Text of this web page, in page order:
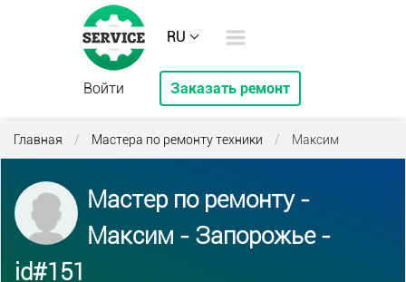
RU
Войти Заказать ремонт
Главная / Мастера по ремонту техники / Максим
Мастер по ремонту -
Максим - Запорожье -
id#151